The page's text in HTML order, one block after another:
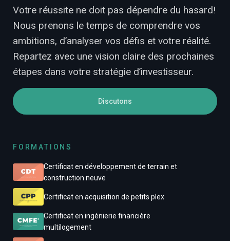
Votre réussite ne doit pas dépendre du hasard!
Nous prenons le temps de comprendre vos
ambitions, d’analyser vos défis et votre réalité.
Repartez avec une vision claire des prochaines
étapes dans votre stratégie d’investisseur.
Discutons
FORMATIONS
Certificat en développement de terrain et
construction neuve
Certificat en acquisition de petits plex
Certificat en ingénierie financière
multilogement